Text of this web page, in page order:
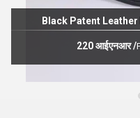
Black Patent
220 आईएनआर/